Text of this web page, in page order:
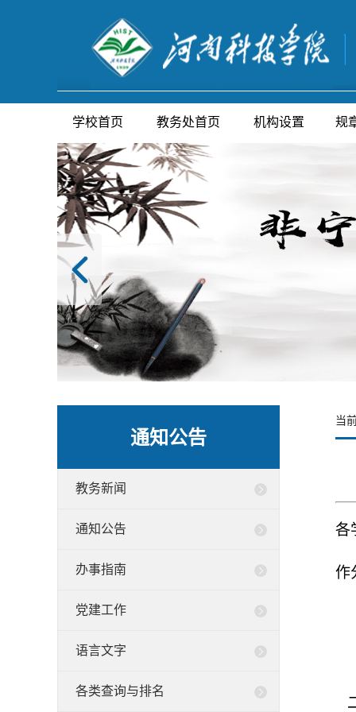
学校首页 教务处首页 机构设置 规
通知公告
教务新闻
通知公告
办事指南
党建工作
语言文字
各类查询与排名
当
各
作